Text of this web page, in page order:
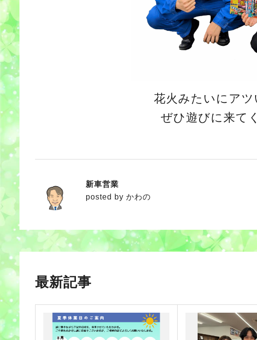
花火みたいにアツ
ぜひ遊びに来て
かわの
新車営業
posted by かわの
最新記事